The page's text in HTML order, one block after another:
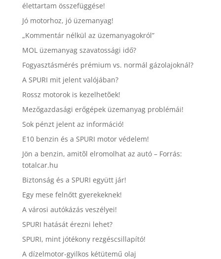
élettartam összefüggése!
Jó motorhoz, jó üzemanyag!
„Kommentár nélkül az üzemanyagokról”
MOL üzemanyag szavatossági idő?
Fogyasztásmérés prémium vs. normál gázolajoknál?
A SPURI mit jelent valójában?
Rossz motorok is kezelhetõek!
Mezőgazdasági erőgépek üzemanyag problémái!
Sok pénzt jelent az információ!
E10 benzin és a SPURI motor védelem!
Jön a benzin, amitõl elromolhat az autó – Forrás:
totalcar.hu
Biztonság és a SPURI együtt jár!
Egy mese felnőtt gyerekeknek!
A városi autókázás veszélyei!
SPURI hatását érezni lehet?
SPURI, mint jótékony rezgéscsillapító!
A dízelmotor-gyilkos kétütemű olaj